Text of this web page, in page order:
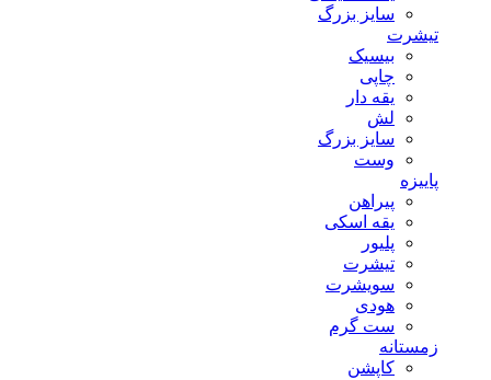
سایز بزرگ
تیشرت
بیسیک
چاپی
یقه دار
لش
سایز بزرگ
وست
پاییزه
پیراهن
یقه اسکی
پلیور
تیشرت
سویشرت
هودی
ست گرم
زمستانه
کاپشن